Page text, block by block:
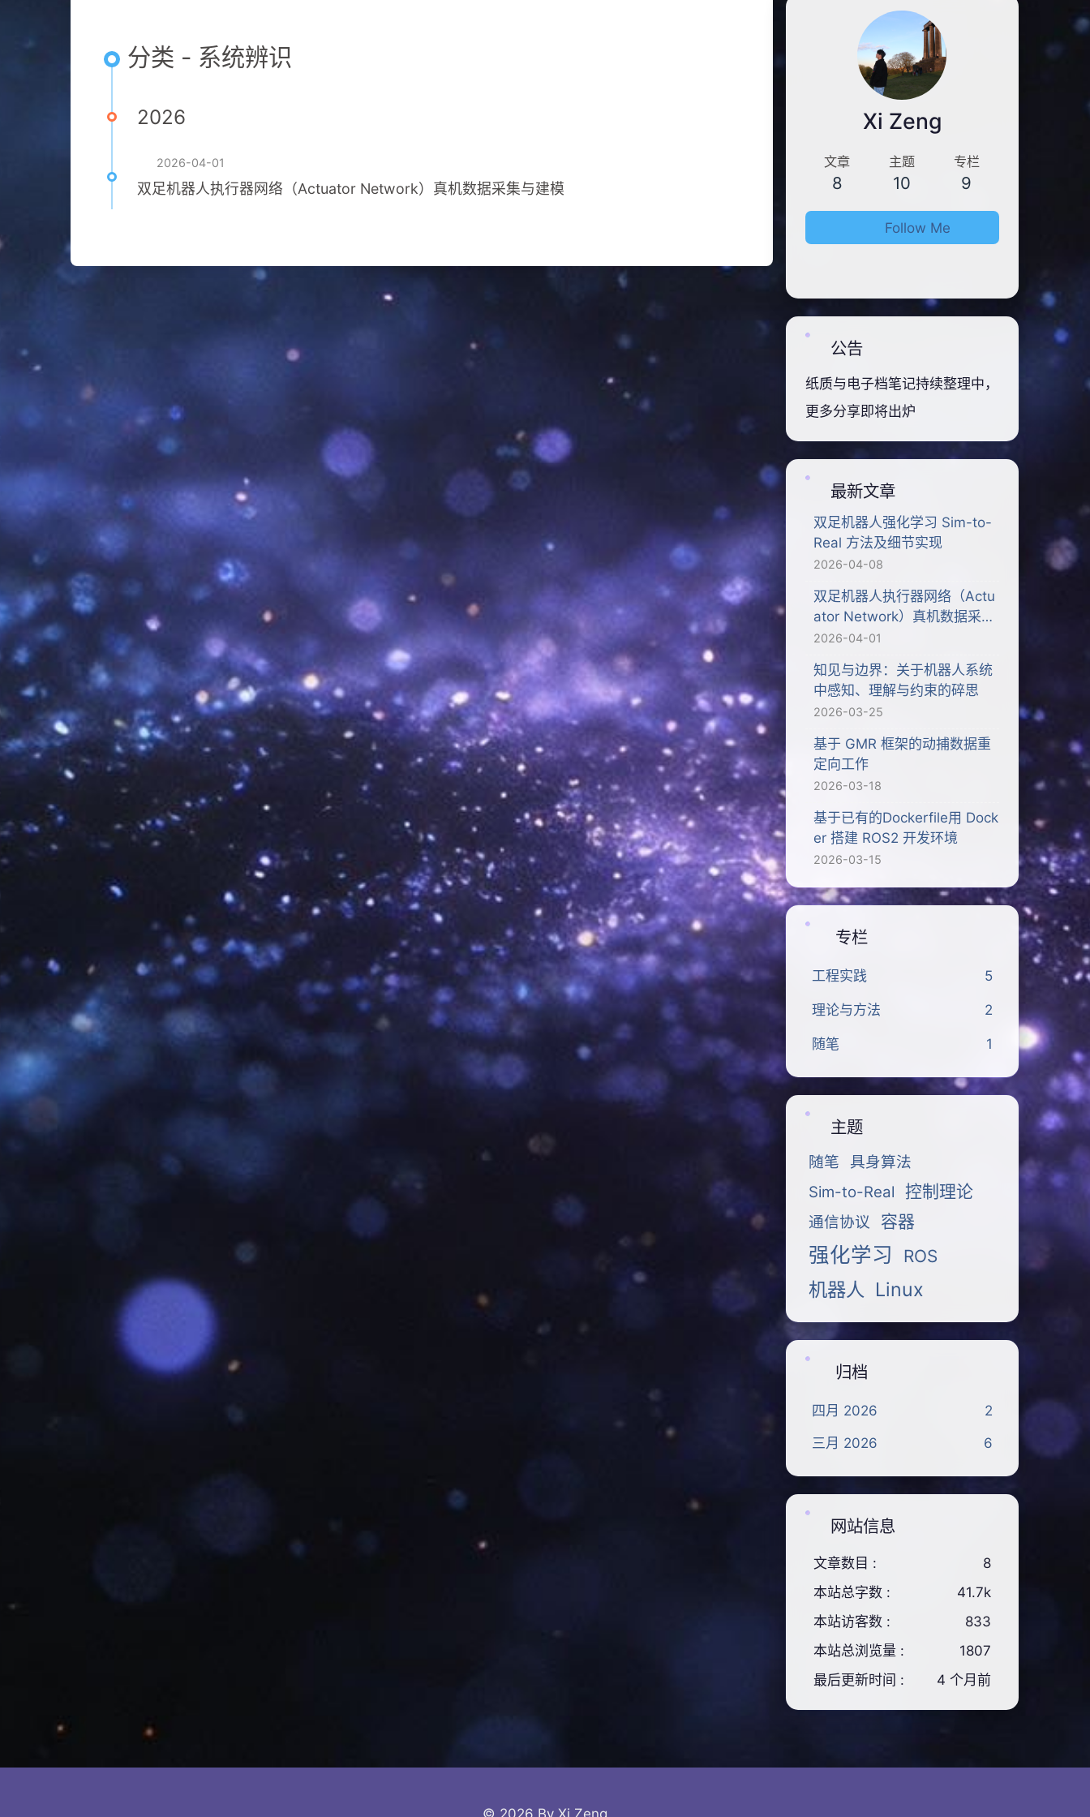
分类 - 系统辨识
2026
2026-04-01
双足机器人执行器网络（Actuator Network）真机数据采集与建模
Xi Zeng
文章
8
主题
10
专栏
9
Follow Me
公告
纸质与电子档笔记持续整理中，
更多分享即将出炉
最新文章
双足机器人强化学习 Sim-to-
Real 方法及细节实现
2026-04-08
双足机器人执行器网络（Actu
ator Network）真机数据采集
与建模
2026-04-01
知见与边界：关于机器人系统
中感知、理解与约束的碎思
2026-03-25
基于 GMR 框架的动捕数据重
定向工作
2026-03-18
基于已有的Dockerfile用 Dock
er 搭建 ROS2 开发环境
2026-03-15
专栏
工程实践 5
理论与方法 2
随笔 1
主题
随笔
具身算法
Sim-to-Real
控制理论
通信协议 容器
强化学习 ROS
机器人 Linux
归档
四月 2026
2
三月 2026
6
网站信息
文章数目 :
8
本站总字数 :
41.7k
本站访客数 :
833
本站总浏览量 :
1807
最后更新时间 :
4 个月前
© 2026 By Xi Zeng